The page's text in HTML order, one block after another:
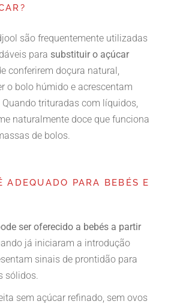
são frequentemente utilizadas
para substituir o açúcar
conferirem doçura natural,
o bolo húmido e acrescentam
trituradas com líquidos,
naturalmente doce que funciona
de bolos.
ADEQUADO PARA BEBÉS E
ser oferecido a bebés a partir
já iniciaram a introdução
sinais de prontidão para
sólidos.
sem açúcar refinado, sem ovos